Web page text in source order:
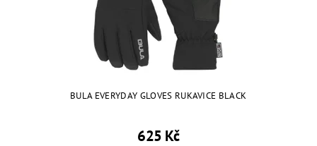
BULA EVERYDAY GLOVES RUKAVICE BLACK
625 Kč